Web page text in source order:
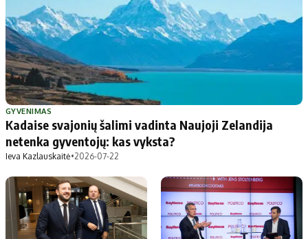
GYVENIMAS
Kadaise svajonių šalimi vadinta Naujoji Zelandija
netenka gyventojų: kas vyksta?
Ieva Kazlauskaitė•2026-07-22